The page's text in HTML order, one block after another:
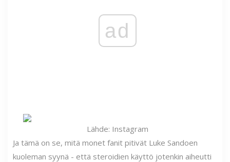
ad
Lähde: Instagram
Ja tämä on se, mitä monet fanit pitivät Luke Sandoen
kuoleman syynä - että steroidien käyttö jotenkin aiheutti